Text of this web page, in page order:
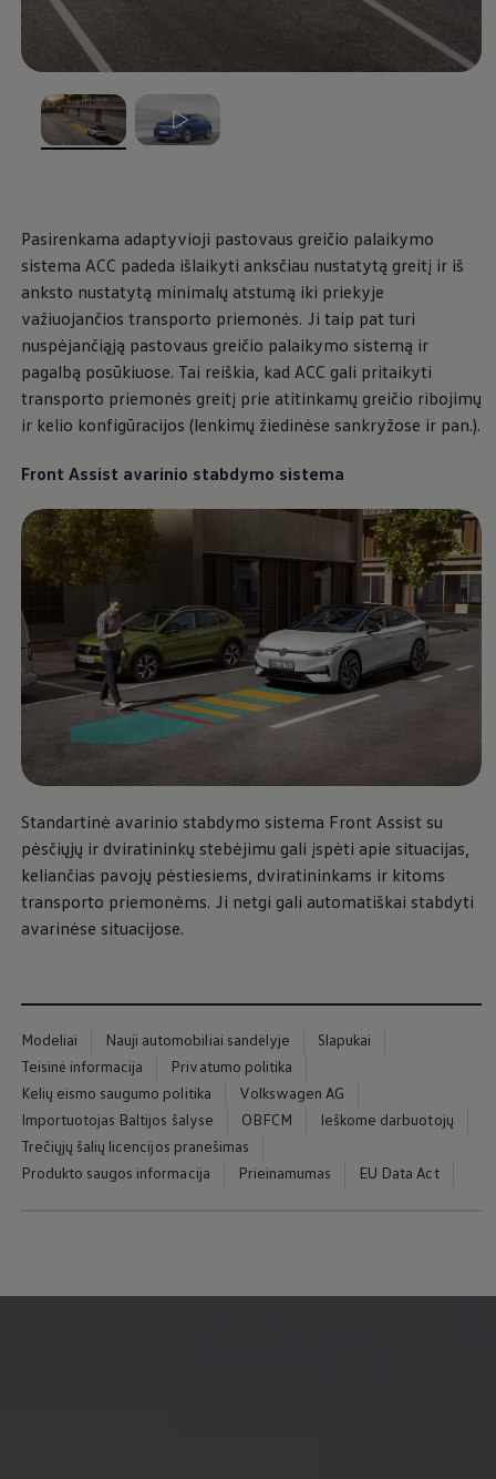
Pagalba įvykus eismo įvykiui ar automobiliui
Priedai
Interjero ir eksterjero apsauga
Transportavimo ir bagažo sprendimai
Pramogos ir elektronika
Suasmeninimas
Atšaukimo kampanijos
Įspėjamieji ir kiti šviesos indikatoriai
Naujausi jūsų Volkswagen automobilio
Vidaus degimo variklį turinčių automobilių
Skaitmeninė instrukcija
myVolkswagen
Takata oro pagalvių atšaukimas dėl saugos problemų
, iš
Pasirenkama adaptyvioji pastovaus greičio palaikymo
sistema ACC padeda išlaikyti anksčiau nustatytą greitį ir iš
anksto nustatytą minimalų atstumą iki priekyje
važiuojančios transporto priemonės. Ji taip pat turi
nuspėjančiąją pastovaus greičio palaikymo sistemą ir
pagalbą posūkiuose. Tai reiškia, kad ACC gali pritaikyti
transporto priemonės greitį prie atitinkamų greičio ribojimų
ir kelio konfigūracijos (lenkimų žiedinėse sankryžose ir pan.).
Front Assist avarinio stabdymo sistema
Standartinė avarinio stabdymo sistema Front Assist su
pėsčiųjų ir dviratininkų stebėjimu gali įspėti apie situacijas,
keliančias pavojų pėstiesiems, dviratininkams ir kitoms
transporto priemonėms. Ji netgi gali automatiškai stabdyti
avarinėse situacijose.
Modeliai Nauji automobiliai sandėlyje
Slapukai
Teisinė informacija
Privatumo politika
Kelių eismo saugumo politika
Volkswagen AG
Importuotojas Baltijos šalyse
OBFCM
Ieškome darbuotojų
Trečiųjų šalių licencijos pranešimas
Produkto saugos informacija
Prieinamumas EU Data Act